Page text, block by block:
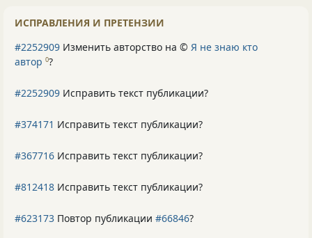
ИСПРАВЛЕНИЯ И ПРЕТЕНЗИИ
#2252909 Изменить авторство на © Я не знаю кто
автор 0?
#2252909 Исправить текст публикации?
#374171 Исправить текст публикации?
#367716 Исправить текст публикации?
#812418 Исправить текст публикации?
#623173 Повтор публикации #66846?